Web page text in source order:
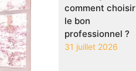
comment choisir
le bon
professionnel ?
31 juillet 2026